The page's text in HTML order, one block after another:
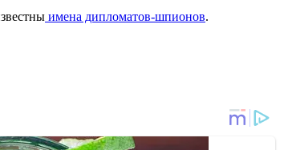
имена дипломатов-шпионов.